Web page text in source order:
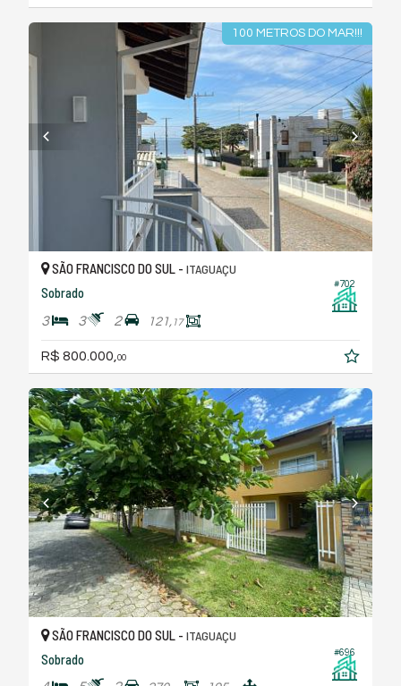
100 METROS DO MAR!!!
#702
SÃO FRANCISCO DO SUL - ITAGUAÇU
Sobrado
3 3 2 121, 17
R$ 800.000,00
#696
SÃO FRANCISCO DO SUL - ITAGUAÇU
Sobrado